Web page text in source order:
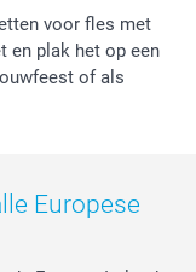
voor fles met
en plak het op een
of als
Europese